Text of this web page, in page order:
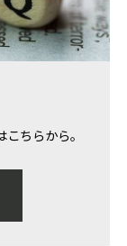
ちらから。